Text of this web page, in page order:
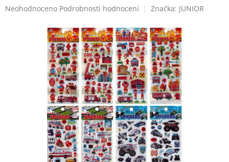
Průměrné
Neohodnoceno Podrobnosti hodnocení Značka: JUNIOR